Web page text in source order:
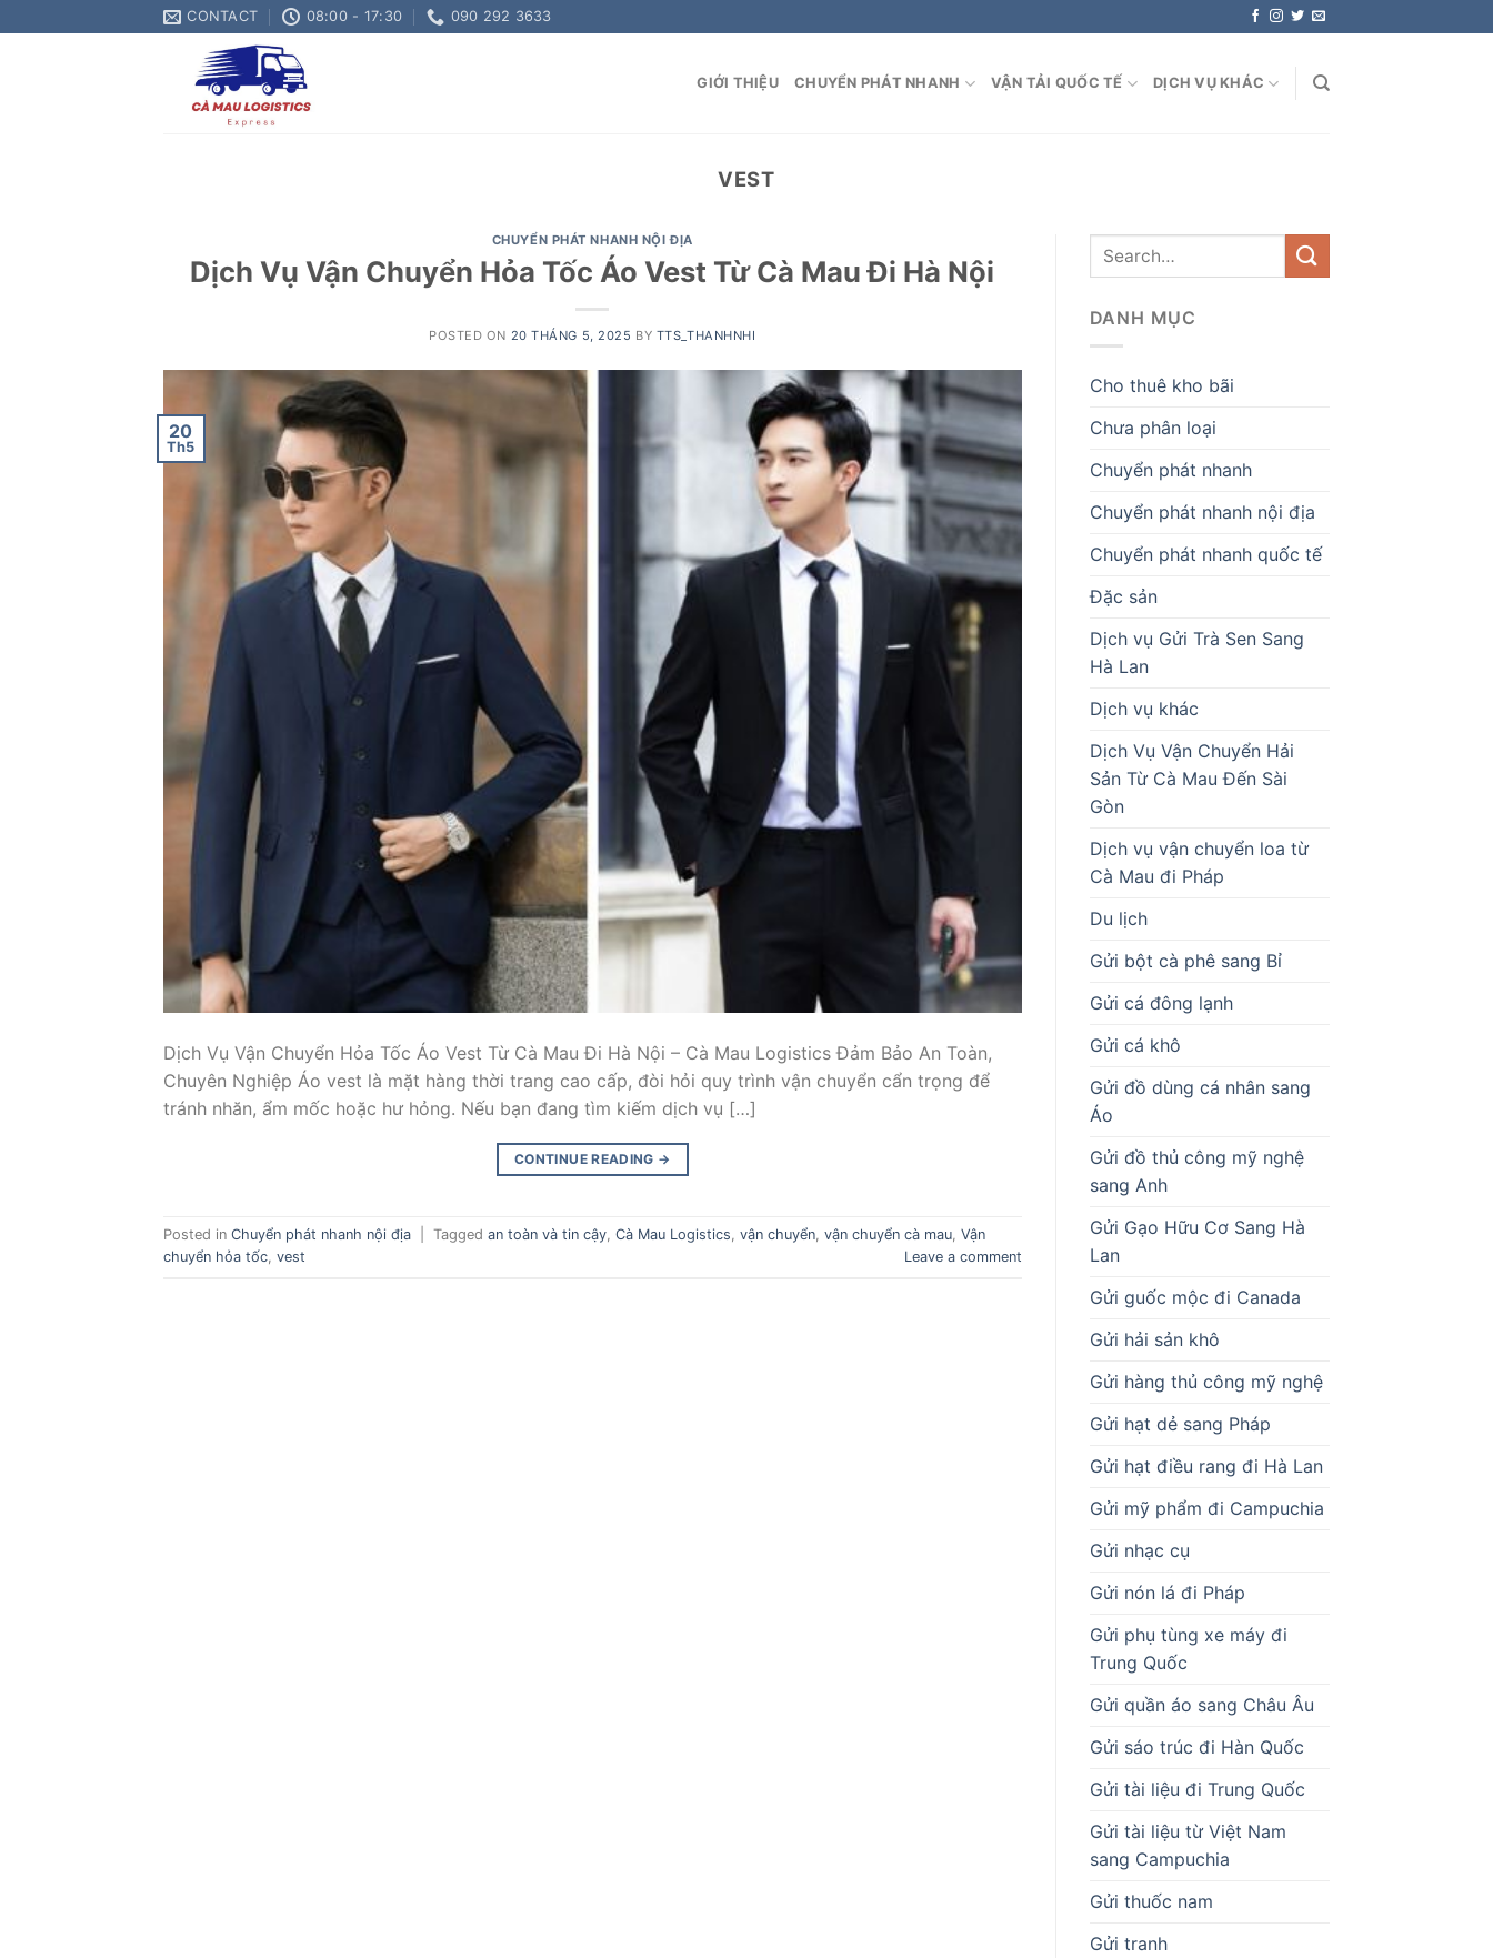
to
CONTACT 08:00 - 17:30 090 292 3633
GIỚI THIỆU CHUYỂN PHÁT NHANH VẬN TẢI QUỐC TẾ DỊCH VỤ KHÁC
VEST
CHUYỂN PHÁT NHANH NỘI ĐỊA
Dịch Vụ Vận Chuyển Hỏa Tốc Áo Vest Từ Cà Mau Đi Hà Nội
POSTED ON 20 THÁNG 5, 2025 BY TTS_THANHNHI
20
Th5
Dịch Vụ Vận Chuyển Hỏa Tốc Áo Vest Từ Cà Mau Đi Hà Nội – Cà Mau Logistics Đảm Bảo An Toàn,
Chuyên Nghiệp Áo vest là mặt hàng thời trang cao cấp, đòi hỏi quy trình vận chuyển cẩn trọng để
tránh nhăn, ẩm mốc hoặc hư hỏng. Nếu bạn đang tìm kiếm dịch vụ […]
CONTINUE READING →
Posted in Chuyển phát nhanh nội địa Tagged an toàn và tin cậy, Cà Mau Logistics, vận chuyển, vận chuyển cà mau, Vận
chuyển hỏa tốc, vest Leave a comment
DANH MỤC
Cho thuê kho bãi
Chưa phân loại
Chuyển phát nhanh
Chuyển phát nhanh nội địa
Chuyển phát nhanh quốc tế
Đặc sản
Dịch vụ Gửi Trà Sen Sang
Hà Lan
Dịch vụ khác
Dịch Vụ Vận Chuyển Hải
Sản Từ Cà Mau Đến Sài
Gòn
Dịch vụ vận chuyển loa từ
Cà Mau đi Pháp
Du lịch
Gửi bột cà phê sang Bỉ
Gửi cá đông lạnh
Gửi cá khô
Gửi đồ dùng cá nhân sang
Áo
Gửi đồ thủ công mỹ nghệ
sang Anh
Gửi Gạo Hữu Cơ Sang Hà
Lan
Gửi guốc mộc đi Canada
Gửi hải sản khô
Gửi hàng thủ công mỹ nghệ
Gửi hạt dẻ sang Pháp
Gửi hạt điều rang đi Hà Lan
Gửi mỹ phẩm đi Campuchia
Gửi nhạc cụ
Gửi nón lá đi Pháp
Gửi phụ tùng xe máy đi
Trung Quốc
Gửi quần áo sang Châu Âu
Gửi sáo trúc đi Hàn Quốc
Gửi tài liệu đi Trung Quốc
Gửi tài liệu từ Việt Nam
sang Campuchia
Gửi thuốc nam
Gửi tranh